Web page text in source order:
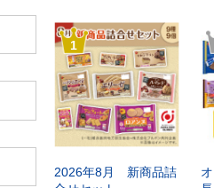
1
2026年8月 新商品詰